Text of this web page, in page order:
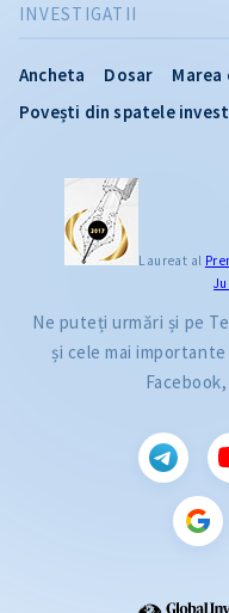
INVESTIGATII
Ancheta Dosar
Marea
Povești din spatele
Laureat al
Ne puteți urmări și pe
și cele mai